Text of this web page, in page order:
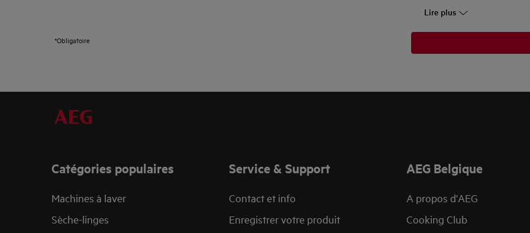
*Obligatoire
Lire plus
Catégories populaires
Machines à laver
Sèche-linges
Service & Support
Contact et info
Enregistrer votre produit
AEG Belgique
A propos d'AEG
Cooking Club